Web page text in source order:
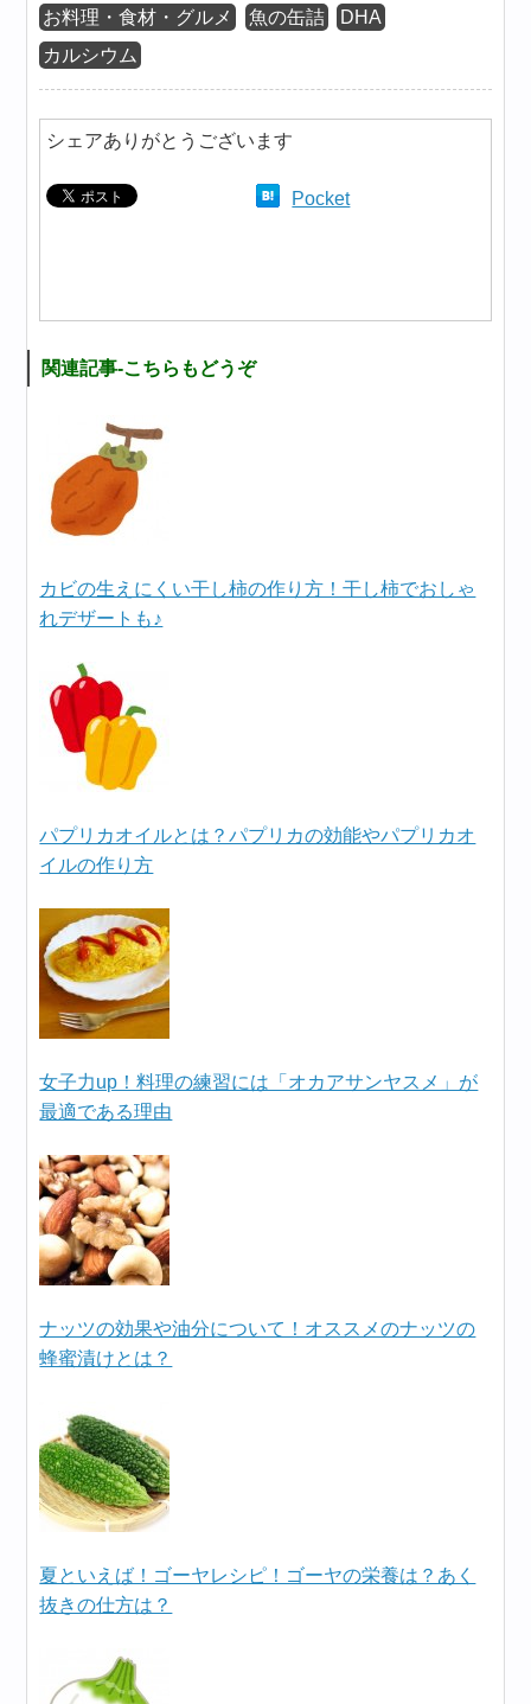
お料理・食材・グルメ 魚の缶詰
DHA
カルシウム
シェアありがとうございます
Pocket
関連記事-こちらもどうぞ
カビの生えにくい干し柿の作り方！干し柿でおしゃ
れデザートも♪
パプリカオイルとは？パプリカの効能やパプリカオ
イルの作り方
女子力up！料理の練習には「オカアサンヤスメ」が
最適である理由
ナッツの効果や油分について！オススメのナッツの
蜂蜜漬けとは？
夏といえば！ゴーヤレシピ！ゴーヤの栄養は？あく
抜きの仕方は？